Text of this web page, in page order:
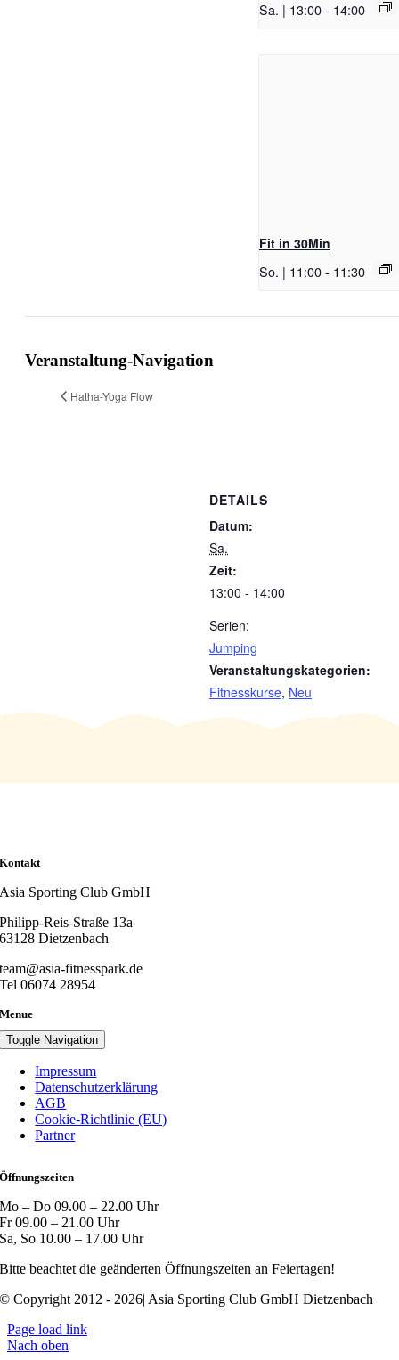
Sa. | 13:00- 14:00
Fit in 30Min
So. | 11:00- 11:30
Veranstaltung-Navigation
Hatha-Yoga Flow
DETAILS
Datum:
Sa.
Zeit:
13:00 - 14:00
Serien:
Jumping
Veranstaltungskategorien:
Fitnesskurse, Neu
Kontakt
Asia Sporting Club GmbH
Philipp-Reis-Straße 13a
63128 Dietzenbach
team@asia-fitnesspark.de
Tel 06074 28954
Menue
Toggle Navigation
Impressum
Datenschutzerklärung
AGB
Cookie-Richtlinie (EU)
Partner
Öffnungszeiten
Mo – Do 09.00 – 22.00 Uhr
Fr 09.00 – 21.00 Uhr
Sa, So 10.00 – 17.00 Uhr
Bitte beachtet die geänderten Öffnungszeiten an Feiertagen!
© Copyright 2012 - 2026| Asia Sporting Club GmbH Dietzenbach
Page load link
Nach oben